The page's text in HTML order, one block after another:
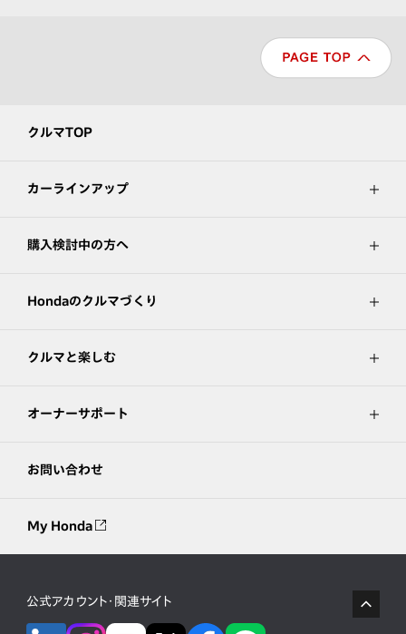
クルマTOP
カーラインアップ
購入検討中の方へ
Hondaのクルマづくり
クルマと楽しむ
オーナーサポート
お問い合わせ
My Honda
公式アカウント・関連サイト